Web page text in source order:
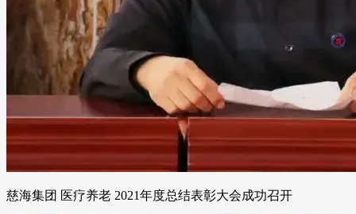
慈海集团 医疗养老 2021年度总结表彰大会成功召开